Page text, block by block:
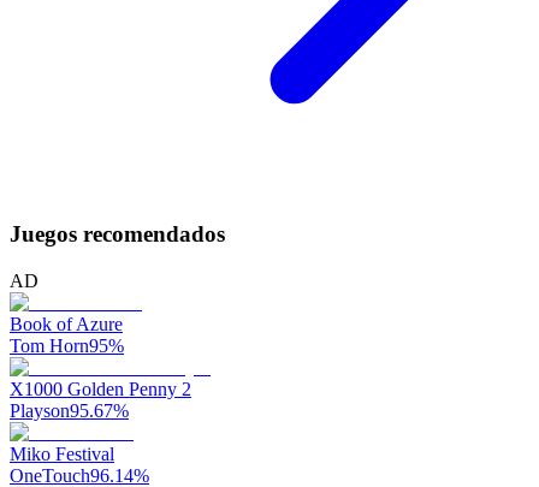
Juegos recomendados
AD
Book of Azure
Tom Horn95%
X1000 Golden Penny 2
Playson95.67%
Miko Festival
OneTouch96.14%